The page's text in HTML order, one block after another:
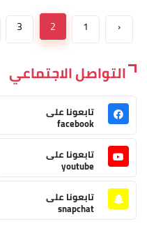
‹
1
2
3
التواصل الاجتماعي
تابعونا على
facebook
تابعونا على
youtube
تابعونا على
snapchat